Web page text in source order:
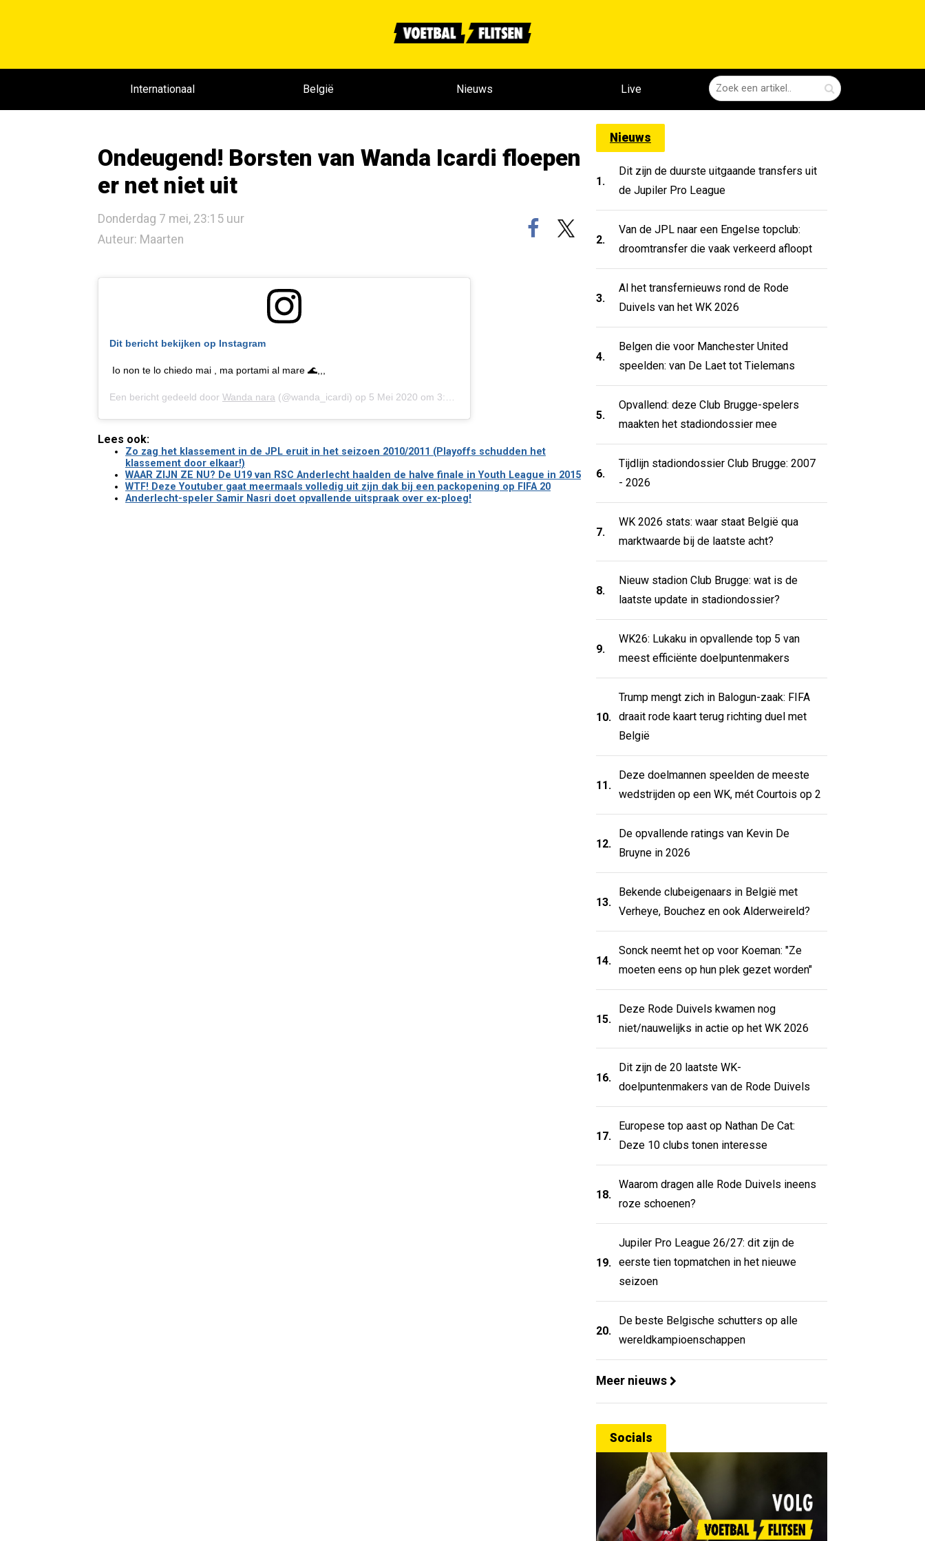
Internationaal België Nieuws Live
Ondeugend! Borsten van Wanda Icardi floepen
er net niet uit
Donderdag 7 mei, 23:15 uur
Auteur: Maarten
Dit bericht bekijken op Instagram
Io non te lo chiedo mai , ma portami al mare 🌊,,,
Een bericht gedeeld door Wanda nara (@wanda_icardi) op 5 Mei 2020 om 3:06 (PDT)
Lees ook:
Zo zag het klassement in de JPL eruit in het seizoen 2010/2011 (Playoffs schudden het
klassement door elkaar!)
WAAR ZIJN ZE NU? De U19 van RSC Anderlecht haalden de halve finale in Youth League in 2015
WTF! Deze Youtuber gaat meermaals volledig uit zijn dak bij een packopening op FIFA 20
Anderlecht-speler Samir Nasri doet opvallende uitspraak over ex-ploeg!
Nieuws
1.
Dit zijn de duurste uitgaande transfers uit
de Jupiler Pro League
2.
Van de JPL naar een Engelse topclub:
droomtransfer die vaak verkeerd afloopt
3.
Al het transfernieuws rond de Rode
Duivels van het WK 2026
4.
Belgen die voor Manchester United
speelden: van De Laet tot Tielemans
5.
Opvallend: deze Club Brugge-spelers
maakten het stadiondossier mee
6.
Tijdlijn stadiondossier Club Brugge: 2007
- 2026
7.
WK 2026 stats: waar staat België qua
marktwaarde bij de laatste acht?
8.
Nieuw stadion Club Brugge: wat is de
laatste update in stadiondossier?
9.
WK26: Lukaku in opvallende top 5 van
meest efficiënte doelpuntenmakers
10.
Trump mengt zich in Balogun-zaak: FIFA
draait rode kaart terug richting duel met
België
11.
Deze doelmannen speelden de meeste
wedstrijden op een WK, mét Courtois op 2
12.
De opvallende ratings van Kevin De
Bruyne in 2026
13.
Bekende clubeigenaars in België met
Verheye, Bouchez en ook Alderweireld?
14.
Sonck neemt het op voor Koeman: "Ze
moeten eens op hun plek gezet worden"
15.
Deze Rode Duivels kwamen nog
niet/nauwelijks in actie op het WK 2026
16.
Dit zijn de 20 laatste WK-
doelpuntenmakers van de Rode Duivels
17.
Europese top aast op Nathan De Cat:
Deze 10 clubs tonen interesse
18.
Waarom dragen alle Rode Duivels ineens
roze schoenen?
19.
Jupiler Pro League 26/27: dit zijn de
eerste tien topmatchen in het nieuwe
seizoen
20.
De beste Belgische schutters op alle
wereldkampioenschappen
Meer nieuws
Socials